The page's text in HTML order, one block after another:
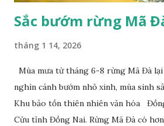
Sắc bướm rừng Mã
tháng 1 14, 2026
Mùa mưa từ tháng 6-8 rừng Mã Đà
nghìn cánh bướm nhỏ xinh, mùa sinh
Khu bảo tồn thiên nhiên văn hóa
Cửu tỉnh Đồng Nai. Rừng Mã Đà có hơn